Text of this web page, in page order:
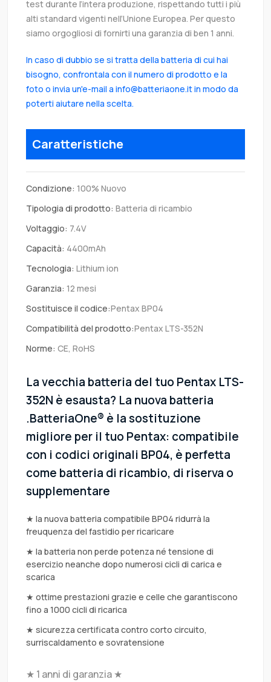
test durante l’intera produzione, rispettando tutti i più
alti standard vigenti nell’Unione Europea. Per questo
siamo orgogliosi di fornirti una garanzia di ben 1 anni.
In caso di dubbio se si tratta della batteria di cui hai
bisogno, confrontala con il numero di prodotto e la
foto o invia un'e-mail a info@batteriaone.it in modo da
poterti aiutare nella scelta.
Caratteristiche
Condizione: 100% Nuovo
Tipologia di prodotto: Batteria di ricambio
Voltaggio: 7.4V
Capacità: 4400mAh
Tecnologia: Lithium ion
Garanzia: 12 mesi
Sostituisce il codice:Pentax BP04
Compatibilità del prodotto:Pentax LTS-352N
Norme: CE, RoHS
La vecchia batteria del tuo Pentax LTS-
352N è esausta? La nuova batteria
.BatteriaOne® è la sostituzione
migliore per il tuo Pentax: compatibile
con i codici originali BP04, è perfetta
come batteria di ricambio, di riserva o
supplementare
★ la nuova batteria compatibile BP04 ridurrà la
freuquenza del fastidio per ricaricare
★ la batteria non perde potenza né tensione di
esercizio neanche dopo numerosi cicli di carica e
scarica
★ ottime prestazioni grazie e celle che garantiscono
fino a 1000 cicli di ricarica
★ sicurezza certificata contro corto circuito,
surriscaldamento e sovratensione
★ 1 anni di garanzia ★